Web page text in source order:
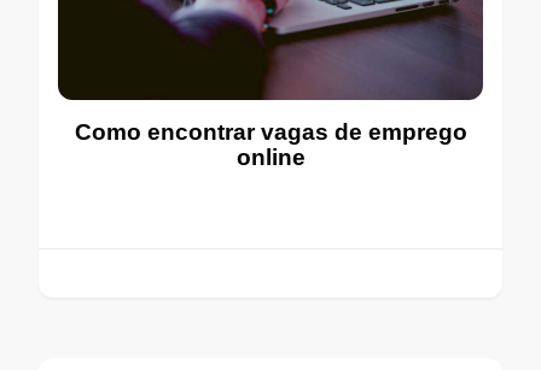
Como encontrar vagas de emprego
online